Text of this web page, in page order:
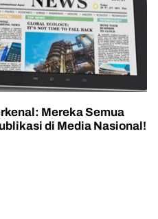
Mereka Semua
di Media Nasional!